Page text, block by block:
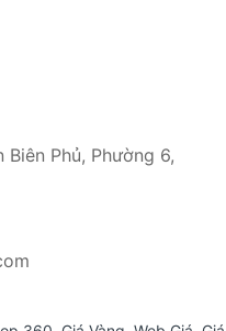
Biên Phủ, Phường 6,